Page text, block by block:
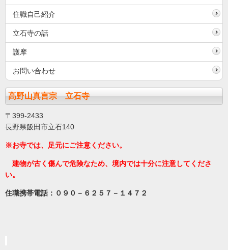
住職自己紹介
立石寺の話
護摩
お問い合わせ
高野山真言宗 立石寺
〒399-2433
長野県飯田市立石140
※お寺では、足元にご注意ください。
建物が古く傷んで危険なため、境内では十分に注意してくださ
い。
住職携帯電話 ：０９０－６２５７－１４７２